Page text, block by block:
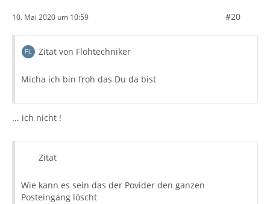
10. Mai 2020 um 10:59 #20
Zitat von Flohtechniker
Micha ich bin froh das Du da bist
... ich nicht !
Zitat
Wie kann es sein das der Povider den ganzen
Posteingang löscht